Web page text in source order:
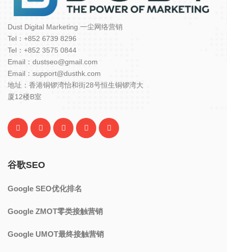
Dust Digital Marketing 一尘网络营销
Tel：+852 6739 8296
Tel：+852 3575 0844
Email：dustseo@gmail.com
Email：support@dusthk.com
地址：香港铜锣湾怡和街28号恒生铜锣湾大
厦12楼B室
谷歌SEO
Google SEO优化排名
Google ZMOT零类接触营销
Google UMOT最终接触营销